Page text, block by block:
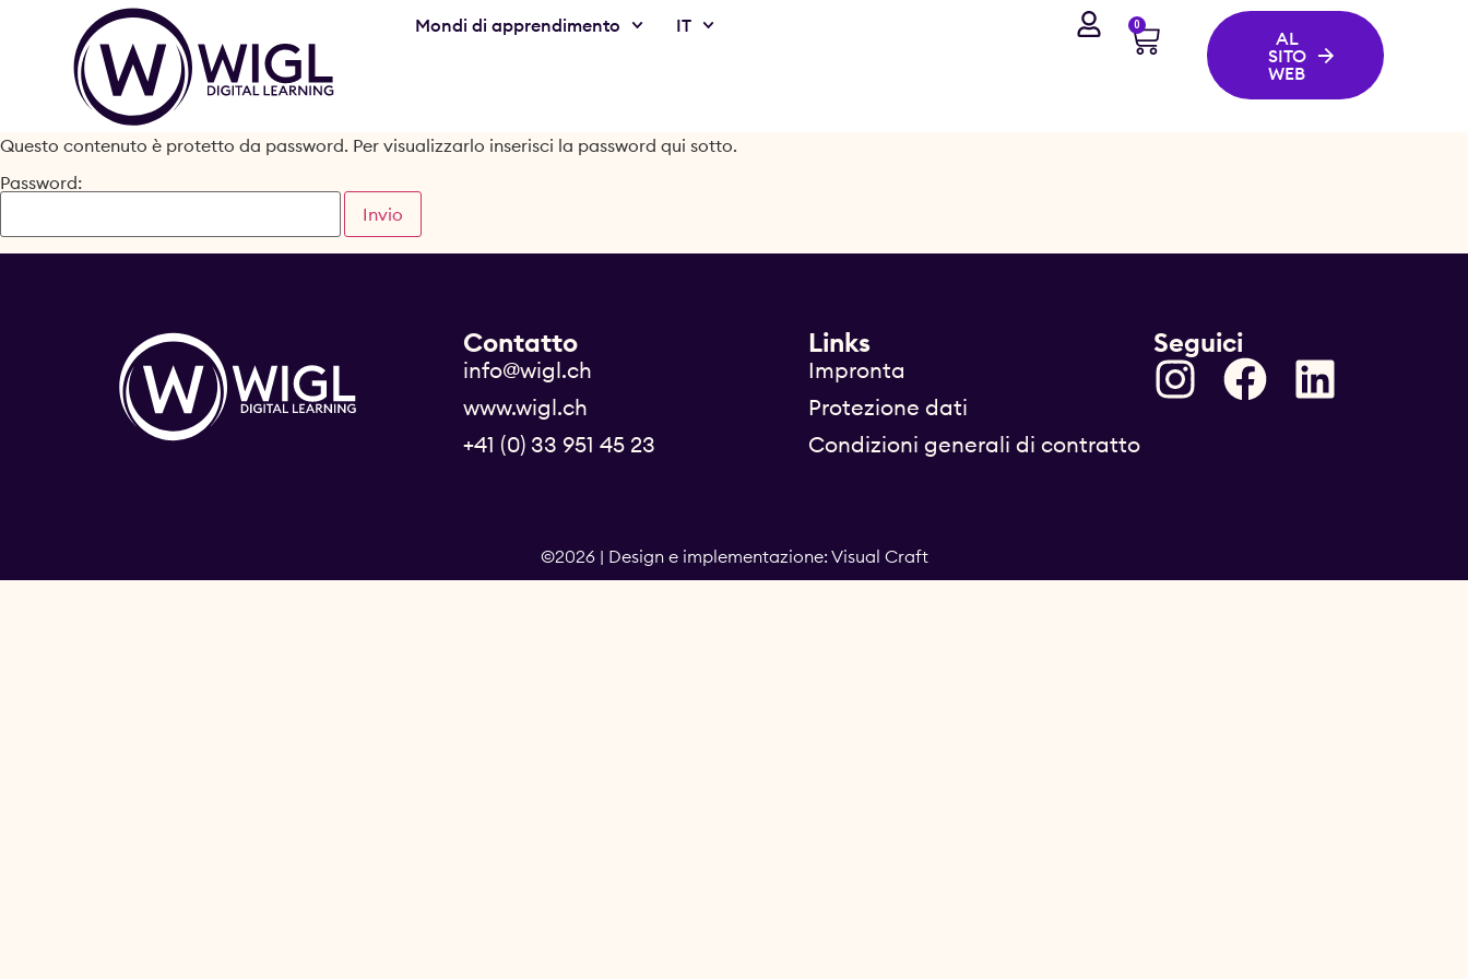
Mondi di apprendimento IT 0
AL
SITO
WEB
Questo contenuto è protetto da password. Per visualizzarlo inserisci la password qui sotto.
Password:
Contatto
info@wigl.ch
www.wigl.ch
+41 (0) 33 951 45 23
Links
Impronta
Protezione dati
Condizioni generali di contratto
Seguici
©2026 | Design e implementazione: Visual Craft